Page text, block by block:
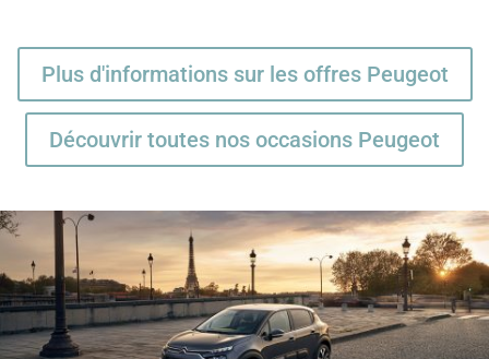
Plus d'informations sur les offres Peugeot
Découvrir toutes nos occasions Peugeot